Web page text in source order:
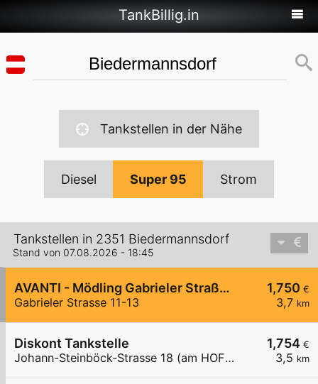
TankBillig.in
Tankstellen in der Nähe
Diesel Super 95 Strom
Tankstellen in 2351 Biedermannsdorf
Stand von 07.08.2026 - 18:45
1,750 €
3,7 km
AVANTI - Mödling Gabrieler Straße 11-13
Gabrieler Strasse 11-13
1,754 €
3,5 km
Diskont Tankstelle
Johann-Steinböck-Strasse 18 (am HOFER Parkplatz)